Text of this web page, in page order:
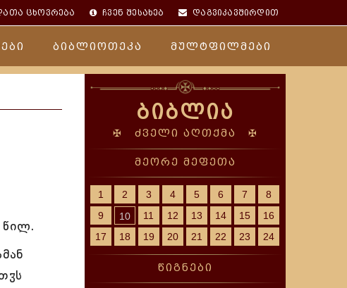
ცხოვრება ჩვენ შესახებ დაგვიკავშირდით
ბიბლიოთეკა მულტფილმები
წილ.
ბიბლია
✠ ძველი აღთქმა ✠
მეორე მეფეთა
1 2 3 4 5 6 7
8
9
10 11 12 13 14 15
16
17
18 19 20 21 22 23 24
წიგნები